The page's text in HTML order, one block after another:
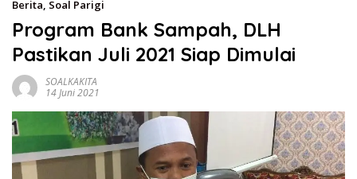
Berita, Soal Parigi
Program Bank Sampah, DLH
Pastikan Juli 2021 Siap Dimulai
SOALKAKITA
14 Juni 2021